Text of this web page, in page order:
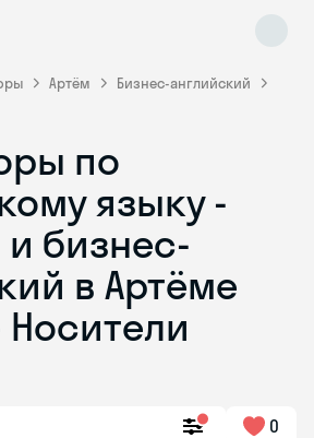
Артём
Бизнес-английский
по
языку -
бизнес-
в Артёме
0